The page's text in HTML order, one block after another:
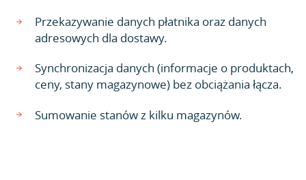
Przekazywanie danych płatnika oraz danych
adresowych dla dostawy.
Synchronizacja danych (informacje o produktach,
ceny, stany magazynowe) bez obciążania łącza.
Sumowanie stanów z kilku magazynów.